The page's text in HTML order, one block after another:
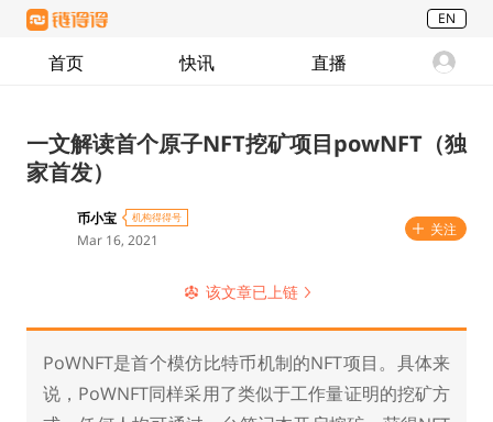
EN
首页 快讯 直播
一文解读首个原子NFT挖矿项目powNFT（独
家首发）
币小宝 机构得得号
Mar 16, 2021
关注
该文章已上链
PoWNFT是首个模仿比特币机制的NFT项目。具体来
说，PoWNFT同样采用了类似于工作量证明的挖矿方